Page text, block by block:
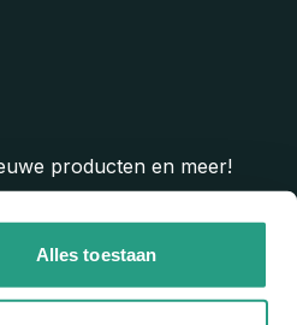
Alles toestaan
producten en meer!